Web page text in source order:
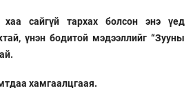
хаа сайгүй тархах болсон энэ үед
үнэн бодитой мэдээллийг “Зууны
хамгаалцгаая.